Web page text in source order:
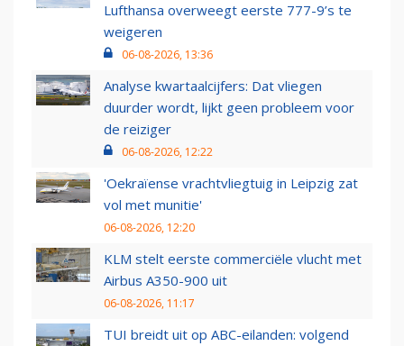
Lufthansa overweegt eerste 777-9’s te
weigeren
06-08-2026, 13:36
Analyse kwartaalcijfers: Dat vliegen
duurder wordt, lijkt geen probleem voor
de reiziger
06-08-2026, 12:22
'Oekraïense vrachtvliegtuig in Leipzig zat
vol met munitie'
06-08-2026, 12:20
KLM stelt eerste commerciële vlucht met
Airbus A350-900 uit
06-08-2026, 11:17
TUI breidt uit op ABC-eilanden: volgend